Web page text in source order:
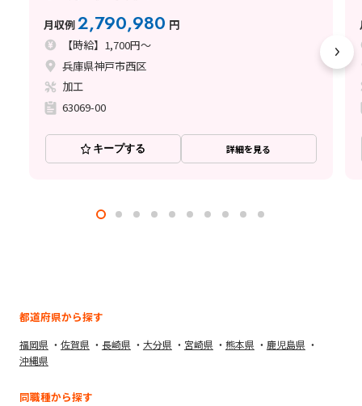
月収例2,790,980 円
【時給】1,700円～
兵庫県神戸市西区
加工
63069-00
キープする 詳細を見る
都道府県から探す
福岡県 佐賀県 長崎県 大分県 宮崎県 熊本県
鹿児島県
沖縄県
同職種から探す